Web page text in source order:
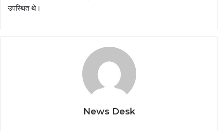
उपस्थित थे।
News Desk